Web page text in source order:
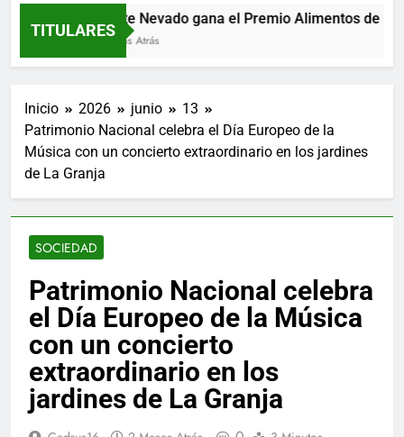
TITULARES
Monte Nevado gana el Premio Alimentos de
3 Horas Atrás
Inicio 2026 junio
13
Patrimonio Nacional celebra el Día Europeo de la
Música con un concierto extraordinario en los jardines
de La Granja
SOCIEDAD
Patrimonio Nacional celebra
el Día Europeo de la Música
con un concierto
extraordinario en los
jardines de La Granja